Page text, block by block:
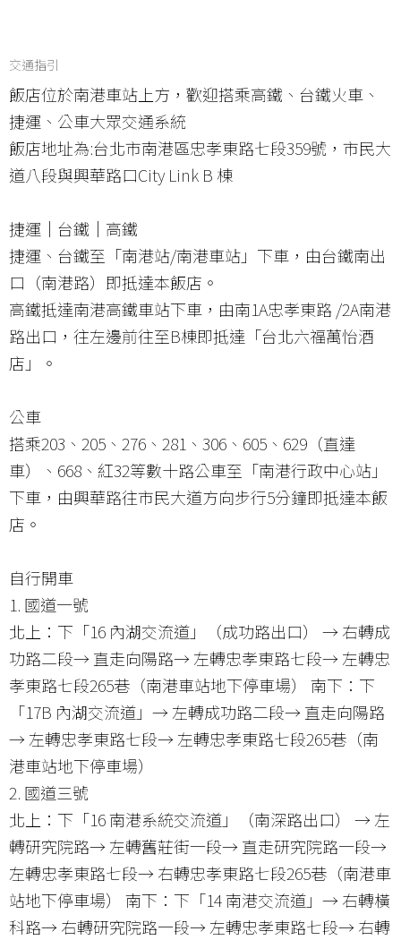
交通指引
飯店位於南港車站上方，歡迎搭乘高鐵、台鐵火車、
捷運、公車大眾交通系統
飯店地址為:台北市南港區忠孝東路七段359號，市民大
道八段與興華路口City Link B 棟
捷運｜台鐵｜高鐵
捷運、台鐵至「南港站/南港車站」下車，由台鐵南出
口（南港路）即抵達本飯店。
高鐵抵達南港高鐵車站下車，由南1A忠孝東路 /2A南港
路出口，往左邊前往至B棟即抵達「台北六福萬怡酒
店」。
公車
搭乘203、205、276、281、306、605、629（直達
車）、668、紅32等數十路公車至「南港行政中心站」
下車，由興華路往市民大道方向步行5分鐘即抵達本飯
店。
自行開車
1. 國道一號
北上：下「16 內湖交流道」（成功路出口） → 右轉成
功路二段→ 直走向陽路→ 左轉忠孝東路七段→ 左轉忠
孝東路七段265巷（南港車站地下停車場） 南下：下
「17B 內湖交流道」→ 左轉成功路二段→ 直走向陽路
→ 左轉忠孝東路七段→ 左轉忠孝東路七段265巷（南
港車站地下停車場）
2. 國道三號
北上：下「16 南港系統交流道」（南深路出口） → 左
轉研究院路→ 左轉舊莊街一段→ 直走研究院路一段→
左轉忠孝東路七段→ 右轉忠孝東路七段265巷（南港車
站地下停車場） 南下：下「14 南港交流道」→ 右轉橫
科路→ 右轉研究院路一段→ 左轉忠孝東路七段→ 右轉